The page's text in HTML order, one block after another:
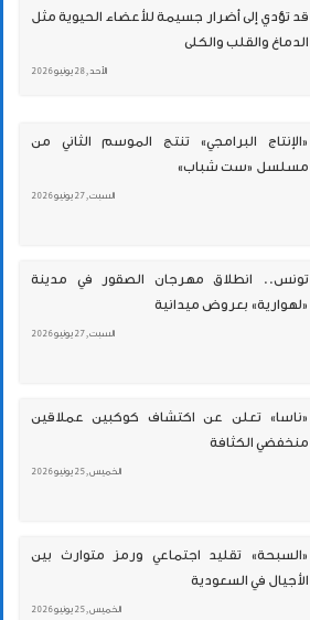
قد تؤدي إلى أضرار جسيمة للأعضاء الحيوية مثل
الدماغ والقلب والكلى
الأحد , 28 يونيو 2026
«الإنتاج البرامجي» تنتج الموسم الثاني من
مسلسل «ست شباب»
السبت , 27 يونيو 2026
تونس.. انطلاق مهرجان الصقور في مدينة
«لهوارية» بعروض ميدانية
السبت , 27 يونيو 2026
«ناسا» تعلن عن اكتشاف كوكبين عملاقين
منخفضي الكثافة
الخميس , 25 يونيو 2026
«السبحة» تقليد اجتماعي ورمز متوارث بين
الأجيال في السعودية
الخميس , 25 يونيو 2026